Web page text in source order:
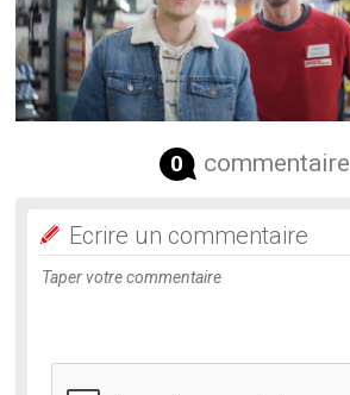
0 commentaire
Ecrire un commentaire